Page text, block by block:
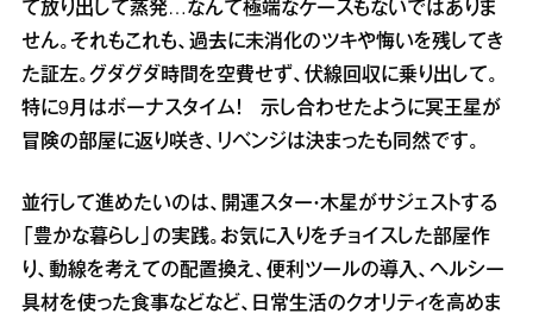
て放り出して蒸発…なんて極端なケースもないではありま
せん。それもこれも、過去に未消化のツキや悔いを残してき
た証左。グダグダ時間を空費せず、伏線回収に乗り出して。
特に9月はボーナスタイム！ 示し合わせたように冥王星が
冒険の部屋に返り咲き、リベンジは決まったも同然です。
並行して進めたいのは、開運スター・木星がサジェストする
「豊かな暮らし」の実践。お気に入りをチョイスした部屋作
り、動線を考えての配置換え、便利ツールの導入、ヘルシー
具材を使った食事などなど、日常生活のクオリティを高めま